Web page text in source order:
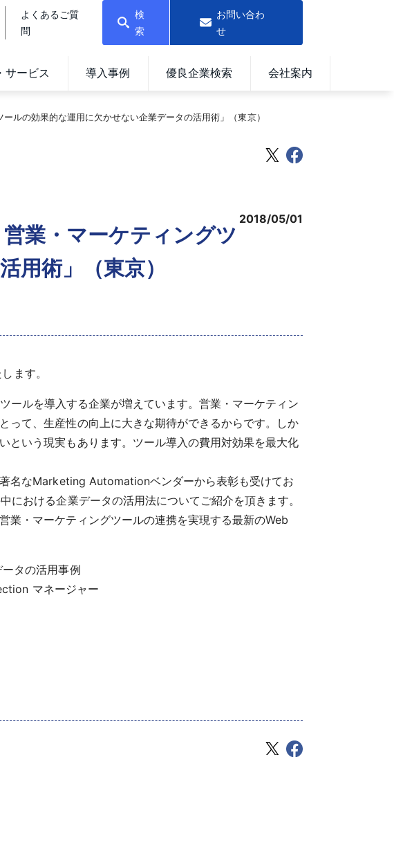
よくあるご質
問
検
索
お問い合わ
せ
サービス 導入事例 優良企業検索 会社案内
ルの効果的な運用に欠かせない企業データの活用術」（東京）
業・マーケティングツ
用術」（東京）
2018/05/01
ます。
ルを導入する企業が増えています。営業・マーケティン
って、生産性の向上に大きな期待ができるからです。しか
という現実もあります。ツール導入の費用対効果を最大化
名なMarketing Automationベンダーから表彰も受けてお
おける企業データの活用法についてご紹介を頂きます。
業・マーケティングツールの連携を実現する最新のWeb
タの活用事例
マネージャー